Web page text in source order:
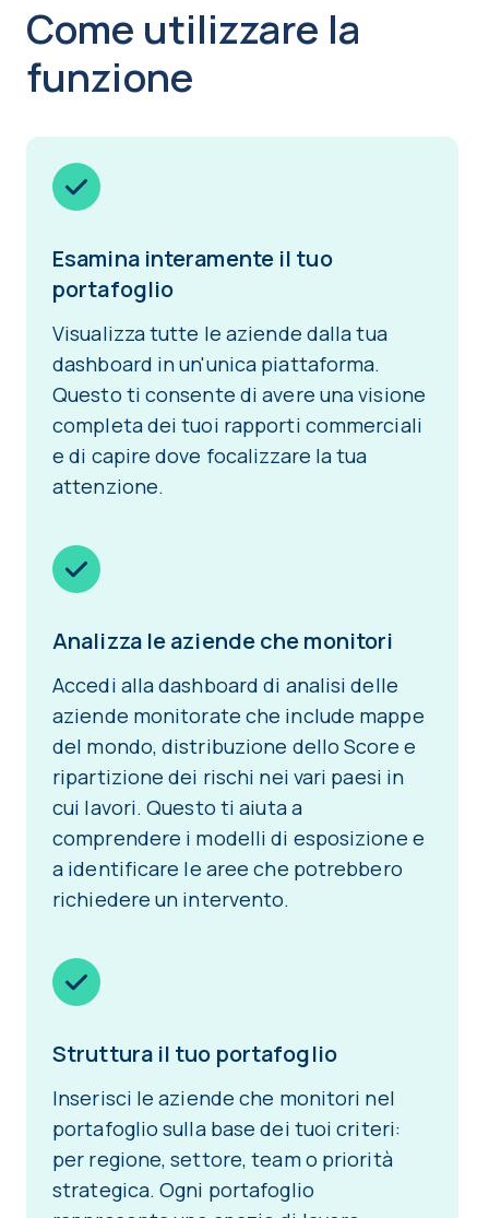
Come utilizzare la
funzione
Esamina interamente il tuo
portafoglio
Visualizza tutte le aziende dalla tua
dashboard in un'unica piattaforma.
Questo ti consente di avere una visione
completa dei tuoi rapporti commerciali
e di capire dove focalizzare la tua
attenzione.
Analizza le aziende che monitori
Accedi alla dashboard di analisi delle
aziende monitorate che include mappe
del mondo, distribuzione dello Score e
ripartizione dei rischi nei vari paesi in
cui lavori. Questo ti aiuta a
comprendere i modelli di esposizione e
a identificare le aree che potrebbero
richiedere un intervento.
Struttura il tuo portafoglio
Inserisci le aziende che monitori nel
portafoglio sulla base dei tuoi criteri:
per regione, settore, team o priorità
strategica. Ogni portafoglio